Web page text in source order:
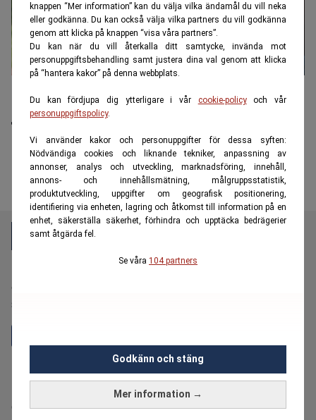
knappen “Mer information” kan du välja vilka ändamål du vill neka
eller godkänna. Du kan också välja vilka partners du vill godkänna
genom att klicka på knappen “visa våra partners”.
Du kan när du vill återkalla ditt samtycke, invända mot
personuppgiftsbehandling samt justera dina val genom att klicka
på “hantera kakor” på denna webbplats.
Du kan fördjupa dig ytterligare i vår cookie-policyoch vår
personuppgiftspolicy.
Vi använder kakor och personuppgifter för dessa syften:
Nödvändiga cookies och liknande tekniker, anpassning av
annonser, analys och utveckling, marknadsföring, innehåll,
annons- och innehållsmätning, målgruppsstatistik,
produktutveckling, uppgifter om geografisk positionering,
identifiering via enheten, lagring och åtkomst till information på en
enhet, säkerställa säkerhet, förhindra och upptäcka bedrägerier
samt åtgärda fel.
Se våra 104 partners
Mer information →
Godkänn och stäng
1 000 kronor i höjt bostadsbidrag 1
januari – inte för pensionärer
E55 är en oberoende och kostnadsfri nyhetskanal för
dig över 55 år som vill fördjupa dig i ekonomi,
sparande, pension och plånboksnära frågor.
Hantera prenumeration
Cookiepolicy